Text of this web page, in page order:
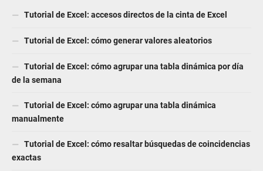
Tutorial de Excel: accesos directos de la cinta de Excel
Tutorial de Excel: cómo generar valores aleatorios
Tutorial de Excel: cómo agrupar una tabla dinámica por día
de la semana
Tutorial de Excel: cómo agrupar una tabla dinámica
manualmente
Tutorial de Excel: cómo resaltar búsquedas de coincidencias
exactas